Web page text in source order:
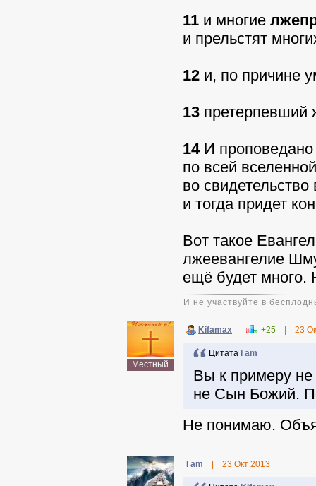
11 и многие
и прельстят
12 и, по причине
13 претерпевший
14 И
по всей
во
и тогда придет
Вот такое
лжеевангелие
ещё будет много.
И не участвуйте в
Местный
Kifamax +25 23
Цитата I am
Вы к примеру не
не Сын Божий.
Не понимаю.
I am 23 Окт 2013